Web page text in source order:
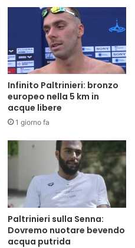
Infinito Paltrinieri: bronzo
europeo nella 5 km in
acque libere
1 giorno fa
Paltrinieri sulla Senna:
Dovremo nuotare bevendo
acqua putrida